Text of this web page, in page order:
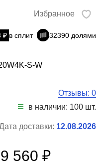
S-W
Избранное
₽ в сплит
32390 долями
Отзывы: 0
в наличии: 100 шт.
доставки: 12.08.2026
560 ₽